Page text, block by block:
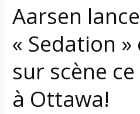
Aarsen
« Sedation
sur scène
à Ottawa!
end
Ottawa!